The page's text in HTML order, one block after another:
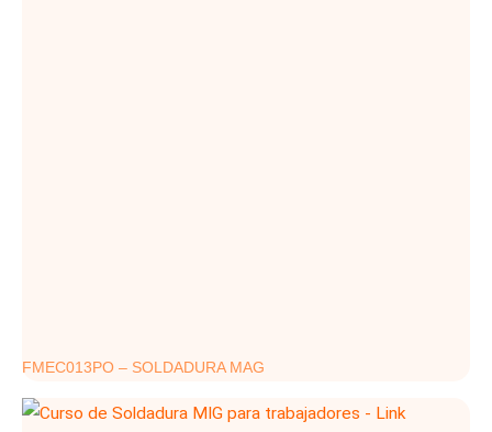
FMEC013PO – SOLDADURA MAG